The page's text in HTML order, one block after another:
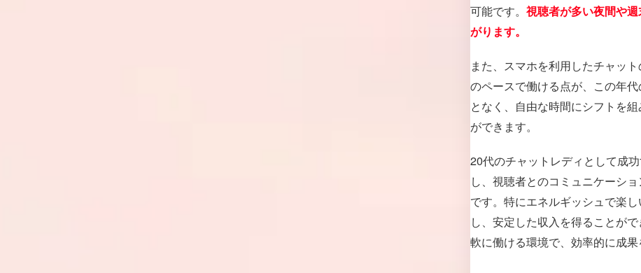
可能です。 視聴者が多い夜間や
がります。
また、スマホを利用したチャッ
のペースで働ける点が、この年
となく、自由な時間にシフトを
ができます。
20代のチャットレディとして成
し、視聴者とのコミュニケーシ
です。特にエネルギッシュで楽
し、安定した収入を得ることが
軟に働ける環境で、効率的に成果